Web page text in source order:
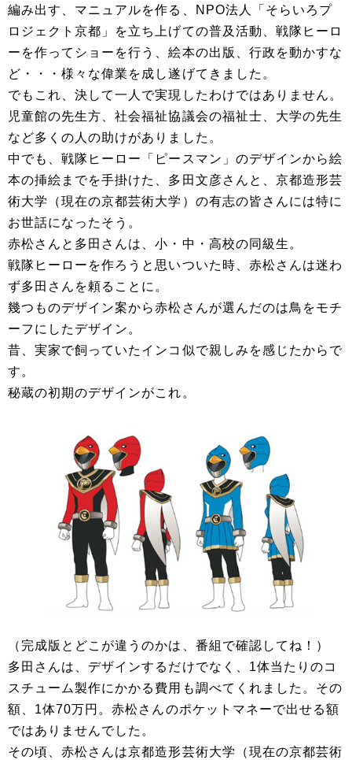
編み出す、マニュアルを作る、NPO法人「そらいろプ
ロジェクト京都」を立ち上げての普及活動、戦隊ヒーロ
ーを作ってショーを行う、絵本の出版、行政を動かすな
ど・・・様々な偉業を成し遂げてきました。
でもこれ、決して一人で実現したわけではありません。
児童館の先生方、社会福祉協議会の福祉士、大学の先生
など多くの人の助けがありました。
中でも、戦隊ヒーロー「ピースマン」のデザインから絵
本の挿絵までを手掛けた、多田文彦さんと、京都造形芸
術大学（現在の京都芸術大学）の有志の皆さんには特に
お世話になったそう。
赤松さんと多田さんは、小・中・高校の同級生。
戦隊ヒーローを作ろうと思いついた時、赤松さんは迷わ
ず多田さんを頼ることに。
幾つものデザイン案から赤松さんが選んだのは鳥をモチ
ーフにしたデザイン。
昔、実家で飼っていたインコ似で親しみを感じたからで
す。
秘蔵の初期のデザインがこれ。
（完成版とどこが違うのかは、番組で確認してね！）
多田さんは、デザインするだけでなく、1体当たりのコ
スチューム製作にかかる費用も調べてくれました。その
額、1体70万円。赤松さんのポケットマネーで出せる額
ではありませんでした。
その頃、赤松さんは京都造形芸術大学（現在の京都芸術